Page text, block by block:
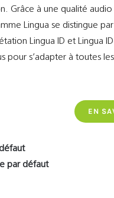
Grâce à une qualité
Lingua se distingue
Lingua ID et Lingua
pour s’adapter à toutes
EN
par défaut